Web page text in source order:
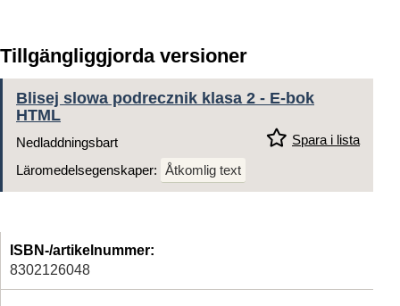
Tillgängliggjorda versioner
Blisej slowa podrecznik klasa 2 - E-bok
HTML
Spara i lista
Nedladdningsbart
Läromedelsegenskaper: Åtkomlig text
ISBN-/artikelnummer:
8302126048